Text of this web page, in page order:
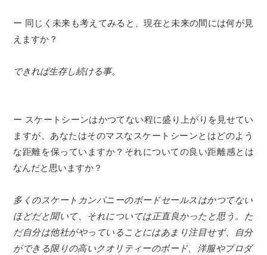
ー 同じく未来も考えてみると、現在と未来の間には何が見
えますか？
できれば生存し続ける事。
ー スケートシーンはかつてない程に盛り上がりを見せてい
ますが、あなたはそのマスなスケートシーンとはどのよう
な距離を保っていますか？それについての良い距離感とは
なんだと思いますか？
多くのスケートカンパニーのボードセールスはかつてない
ほどだと聞いて、それについては正直良かったと思う。た
だ自分は他社がやっていることにはあまり注目せず、自分
ができる限りの高いクオリティーのボード、洋服やプロダ